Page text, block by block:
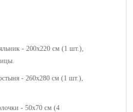
- 200х220 см (1 шт.),
см (1 шт.),
см (4